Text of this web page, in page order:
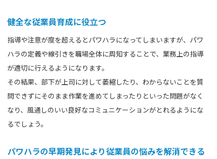
健全な従業員育成に役立つ
指導や注意が度を超えるとパワハラになってしまいますが、パワ
ハラの定義や線引きを職場全体に周知することで、業務上の指導
が適切に行えるようになります。
その結果、部下が上司に対して萎縮したり、わからないことを質
問できずにそのまま作業を進めてしまったりといった問題がなく
なり、風通しのいい良好なコミュニケーションがとれるようにな
るでしょう。
パワハラの早期発見により従業員の悩みを解消できる